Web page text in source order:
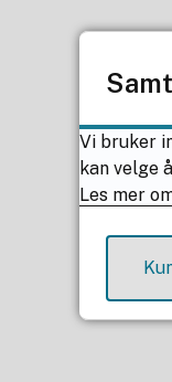
Vi bruker
kan velge
Les mer